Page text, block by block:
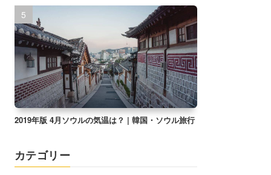
2019年版 4月ソウルの気温は？ | 韓国・ソウル旅行
カテゴリー